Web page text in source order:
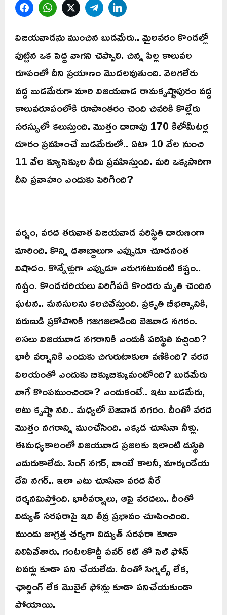
FacebookWhatsAppTwitterTelegram
విజయవాడను ముంచిన బుడమేరు.. మైలవరం కొండల్లో
పుట్టిన ఒక పెద్ద వాగని చెప్పాలి. చిన్న పిల్ల కాలువల
రూపంలో దీని ప్రయాణం మొదలవుతుంది. వెలగలేరు
వద్ద బుడమేరుగా మారి విజయవాడ రామకృష్ణాపురం వద్ద
కాలువరూపంలోకి రూపాంతరం చెంది చివరికి కొల్లేరు
సరస్సులో కలుస్తుంది. మొత్తం దాదాపు 170 కిలోమీటర్ల
దూరం ప్రవహించే బుడమేరులో.. ఏటా 10 వేల నుంచి
11 వేల క్యూసెక్కుల నీరు ప్రవహిస్తుంది. మరి ఒక్కసారిగా
దీని ప్రవాహం ఎందుకు పెరిగింది?
వర్షం, వరద తరువాత విజయవాడ పరిస్థితి దారుణంగా
మారింది. కొన్ని దశాబ్దాలుగా ఎప్పుడూ చూడనంత
విషాదం. కొన్నేళ్లుగా ఎప్పుడూ ఎరుగనటువంటి కష్టం..
నష్టం. కొండచరియలు విరిగిపడి కొందరు మృతి చెందిన
ఘటన.. మనసులను కలచివేస్తుంది. ప్రకృతి బీభత్సానికి,
వరుణుడి ప్రకోపానికి గజగజలాడింది బెజవాడ నగరం.
అసలు విజయవాడ నగరానికి ఎందుకీ పరిస్థితి వచ్చింది?
భారీ వర్షానికి ఎందుకు చిగురుటాకులా వణికింది? వరద
విలయంతో ఎందుకు బిక్కుబిక్కుమంటోంది? బుడమేరు
వాగే కొంపముంచిందా? ఎందుకంటే.. ఇటు బుడమేరు,
అటు కృష్ణా నది.. మధ్యలో బెజవాడ నగరం. దీంతో వరద
మొత్తం నగరాన్ని ముంచేసింది. ఎక్కడ చూసినా నీళ్లు.
ఈమధ్యకాలంలో విజయవాడ ప్రజలకు ఇలాంటి దుస్థితి
ఎదురుకాలేదు. సింగ్ నగర్, వాంబే కాలనీ, మార్కండేయ
దేవి నగర్.. ఇలా ఎటు చూసినా వరద నీరే
దర్శనమిస్తోంది. భారీవర్షాలు, ఆపై వరదలు.. దీంతో
విద్యుత్ సరఫరాపై ఇది తీవ్ర ప్రభావం చూపించింది.
ముందు జాగ్రత్త చర్యగా విద్యుత్ సరఫరా కూడా
నిలిపివేశారు. గంటలకొద్దీ పవర్ కట్ తో సెల్ ఫోన్
టవర్లు కూడా పని చేయలేదు. దీంతో సిగ్నల్స్ లేక,
ఛార్జింగ్ లేక మొబైల్ ఫోన్లు కూడా పనిచేయకుండా
పోయాయి.